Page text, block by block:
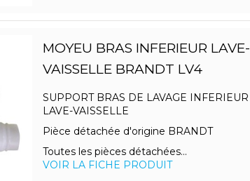
MOYEU BRAS INFERIEUR LAVE-
VAISSELLE BRANDT LV4
SUPPORT BRAS DE LAVAGE INFERIEUR
LAVE-VAISSELLE
Pièce détachée d'origine BRANDT
Toutes les pièces détachées...
VOIR LA FICHE PRODUIT